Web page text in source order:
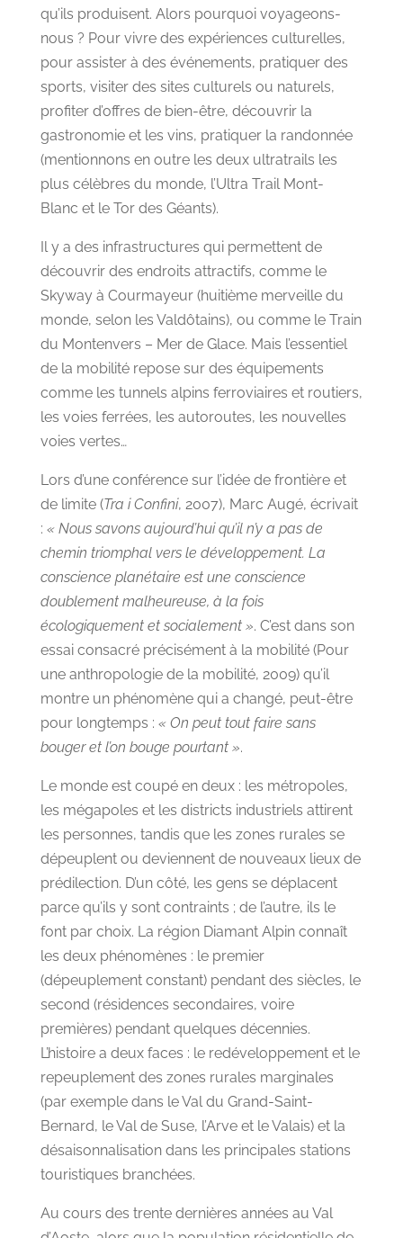
qu’ils produisent. Alors pourquoi voyageons-
nous ? Pour vivre des expériences culturelles,
pour assister à des événements, pratiquer des
sports, visiter des sites culturels ou naturels,
profiter d’offres de bien-être, découvrir la
gastronomie et les vins, pratiquer la randonnée
(mentionnons en outre les deux ultratrails les
plus célèbres du monde, l’Ultra Trail Mont-
Blanc et le Tor des Géants).
Il y a des infrastructures qui permettent de
découvrir des endroits attractifs, comme le
Skyway à Courmayeur (huitième merveille du
monde, selon les Valdôtains), ou comme le Train
du Montenvers – Mer de Glace. Mais l’essentiel
de la mobilité repose sur des équipements
comme les tunnels alpins ferroviaires et routiers,
les voies ferrées, les autoroutes, les nouvelles
voies vertes…
Lors d’une conférence sur l’idée de frontière et
de limite (Tra i Confini, 2007), Marc Augé, écrivait
: « Nous savons aujourd’hui qu’il n’y a pas de
chemin triomphal vers le développement. La
conscience planétaire est une conscience
doublement malheureuse, à la fois
écologiquement et socialement ». C’est dans son
essai consacré précisément à la mobilité (Pour
une anthropologie de la mobilité, 2009) qu’il
montre un phénomène qui a changé, peut-être
pour longtemps : « On peut tout faire sans
bouger et l’on bouge pourtant ».
Le monde est coupé en deux : les métropoles,
les mégapoles et les districts industriels attirent
les personnes, tandis que les zones rurales se
dépeuplent ou deviennent de nouveaux lieux de
prédilection. D’un côté, les gens se déplacent
parce qu’ils y sont contraints ; de l’autre, ils le
font par choix. La région Diamant Alpin connaît
les deux phénomènes : le premier
(dépeuplement constant) pendant des siècles, le
second (résidences secondaires, voire
premières) pendant quelques décennies.
L’histoire a deux faces : le redéveloppement et le
repeuplement des zones rurales marginales
(par exemple dans le Val du Grand-Saint-
Bernard, le Val de Suse, l’Arve et le Valais) et la
désaisonnalisation dans les principales stations
touristiques branchées.
Au cours des trente dernières années au Val